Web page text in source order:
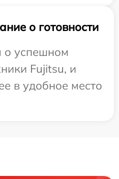
о готовности
успешном
Fujitsu, и
в удобное место